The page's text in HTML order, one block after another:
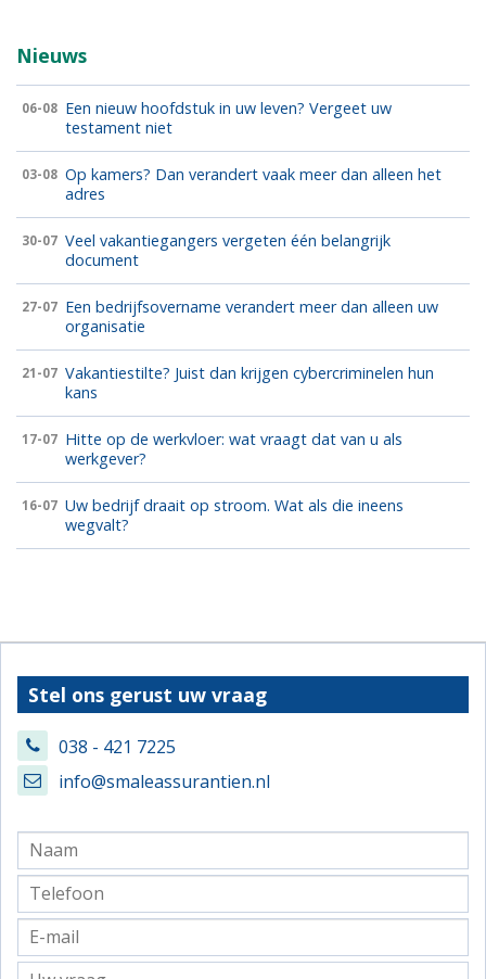
Nieuws
06-08 Een nieuw hoofdstuk in uw leven? Vergeet uw
testament niet
03-08 Op kamers? Dan verandert vaak meer dan alleen het
adres
30-07 Veel vakantiegangers vergeten één belangrijk
document
27-07 Een bedrijfsovername verandert meer dan alleen uw
organisatie
21-07 Vakantiestilte? Juist dan krijgen cybercriminelen hun
kans
17-07 Hitte op de werkvloer: wat vraagt dat van u als
werkgever?
16-07 Uw bedrijf draait op stroom. Wat als die ineens
wegvalt?
Stel ons gerust uw vraag
038 - 421 7225
info@smaleassurantien.nl